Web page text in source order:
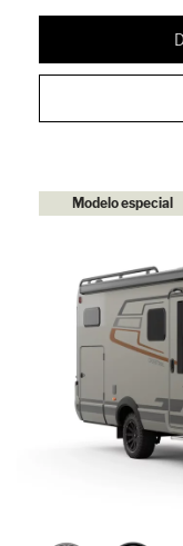
Modelo especial